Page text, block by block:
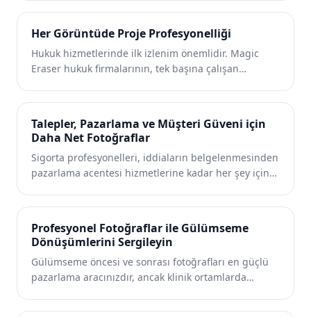
uzmanlığı veya pahalı yazılımlar olmadan bağış
için ilgi çekici görseller oluşturmasına yardımcı olur.
Her Görüntüde Proje Profesyonelliği
Hukuk hizmetlerinde ilk izlenim önemlidir. Magic
Eraser hukuk firmalarının, tek başına çalışan
güven ve otoriteyi yansıtan gösterişli vesikalık
oluşturmasına yardımcı olur.
Talepler, Pazarlama ve Müşteri Güveni için
Daha Net Fotoğraflar
Sigorta profesyonelleri, iddiaların belgelenmesinden
pazarlama acentesi hizmetlerine kadar her şey için
ayarlayıcıların ve pazarlama ekiplerinin net bir
profesyonel görüntüler üretmesine yardımcı olur.
Profesyonel Fotoğraflar ile Gülümseme
Dönüşümlerini Sergileyin
Gülümseme öncesi ve sonrası fotoğrafları en güçlü
pazarlama aracınızdır, ancak klinik ortamlarda
ortodonti muayenehanelerinin yeni hastaların